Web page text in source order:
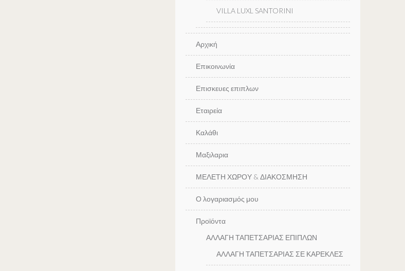
VILLA LUXL SANTORINI
Αρχική
Επικοινωνία
Επισκευες επιπλων
Εταιρεία
Καλάθι
Μαξιλαρια
ΜΕΛΕΤΗ ΧΩΡΟΥ & ΔΙΑΚΟΣΜΗΣΗ
Ο λογαριασμός μου
Προϊόντα
ΑΛΛΑΓΗ ΤΑΠΕΤΣΑΡΙΑΣ ΕΠΙΠΛΩΝ
ΑΛΛΑΓΗ ΤΑΠΕΤΣΑΡΙΑΣ ΣΕ ΚΑΡΕΚΛΕΣ